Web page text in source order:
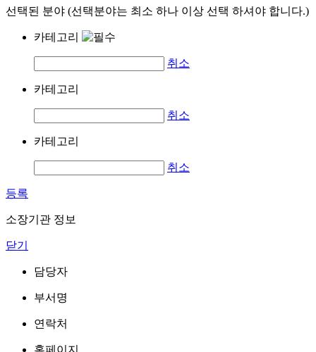
선택된 분야 (선택분야는 최소 하나 이상 선택 하셔야 합니다.)
카테고리
취소
카테고리
취소
카테고리
취소
등록
소장기관 정보
닫기
담당자
부서명
연락처
홈페이지